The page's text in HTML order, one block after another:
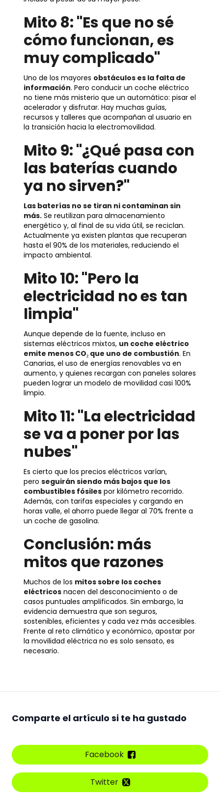
Mito 8: "Es que no sé
cómo funcionan, es
muy complicado"
Uno de los mayores obstáculos es la falta de
información. Pero conducir un coche eléctrico
no tiene más misterio que un automático: pisar el
acelerador y disfrutar. Hay muchas guías,
recursos y talleres que acompañan al usuario en
la transición hacia la electromovilidad.
Mito 9: "¿Qué pasa con
las baterías cuando
ya no sirven?"
Las baterías no se tiran ni contaminan sin
más. Se reutilizan para almacenamiento
energético y, al final de su vida útil, se reciclan.
Actualmente ya existen plantas que recuperan
hasta el 90% de los materiales, reduciendo el
impacto ambiental.
Mito 10: "Pero la
electricidad no es tan
limpia"
Aunque depende de la fuente, incluso en
sistemas eléctricos mixtos, un coche eléctrico
emite menos CO₂ que uno de combustión. En
Canarias, el uso de energías renovables va en
aumento, y quienes recargan con paneles solares
pueden lograr un modelo de movilidad casi 100%
limpio.
Mito 11: "La electricidad
se va a poner por las
nubes"
Es cierto que los precios eléctricos varían,
pero seguirán siendo más bajos que los
combustibles fósiles por kilómetro recorrido.
Además, con tarifas especiales y cargando en
horas valle, el ahorro puede llegar al 70% frente a
un coche de gasolina.
Conclusión: más
mitos que razones
Muchos de los mitos sobre los coches
eléctricos nacen del desconocimiento o de
casos puntuales amplificados. Sin embargo, la
evidencia demuestra que son seguros,
sostenibles, eficientes y cada vez más accesibles.
Frente al reto climático y económico, apostar por
la movilidad eléctrica no es solo sensato, es
necesario.
Comparte el artículo si te ha gustado
Facebook
Twitter